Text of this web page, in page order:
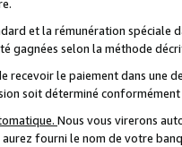
et la rémunération spéciale
gagnées selon la méthode
recevoir le paiement dans une
soit déterminé
Nous vous virerons
aurez fourni le nom de votre